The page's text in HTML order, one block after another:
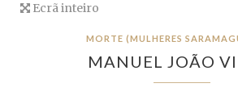
Ecrã inteiro
MORTE (MULHERES
MANUEL JOÃO